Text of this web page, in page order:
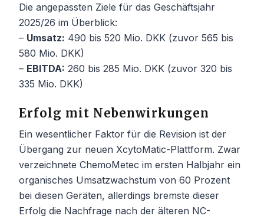
Die angepassten Ziele für das Geschäftsjahr
2025/26 im Überblick:
– Umsatz: 490 bis 520 Mio. DKK (zuvor 565 bis
580 Mio. DKK)
– EBITDA: 260 bis 285 Mio. DKK (zuvor 320 bis
335 Mio. DKK)
Erfolg mit Nebenwirkungen
Ein wesentlicher Faktor für die Revision ist der
Übergang zur neuen XcytoMatic-Plattform. Zwar
verzeichnete ChemoMetec im ersten Halbjahr ein
organisches Umsatzwachstum von 60 Prozent
bei diesen Geräten, allerdings bremste dieser
Erfolg die Nachfrage nach der älteren NC-